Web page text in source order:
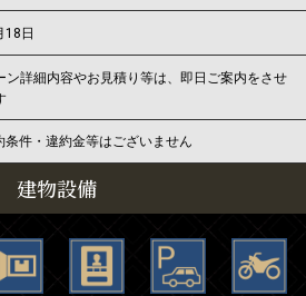
18日
ン詳細内容やお見積り等は、即日ご案内をさせ
件・違約金等はございません
建物設備